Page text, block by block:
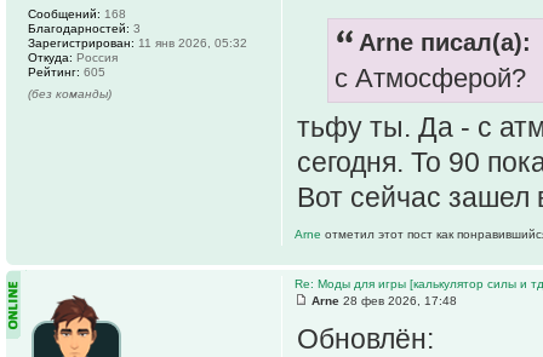
Arne писал(а):
с Атмосферой?
тьфу ты. Да - с
сегодня. То 90
Вот сейчас зашел
Arne отметил этот пост как
Сообщений: 168
Благодарностей: 3
Зарегистрирован: 11 янв 2026, 05:32
Откуда: Россия
Рейтинг: 605
(без команды)
Re: Моды для игры [калькулятор силы и
Arne 28 фев 2026, 17:48
Обновлён: